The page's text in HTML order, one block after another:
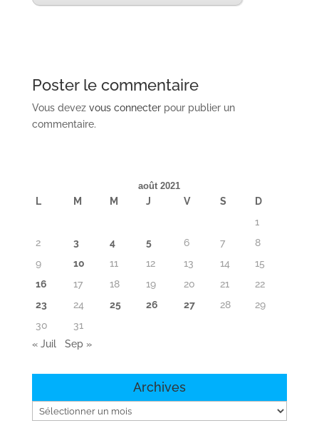
Poster le commentaire
Vous devez vous connecterpour publier un
commentaire.
août 2021
L M M J V S
D
1
2
3 4 5 6 7
8
9
10 11 12 13 14
15
16
17 18 19 20 21
22
23
24 25 26 27 28
29
30
31
« Juil
Sep »
Archives
Archives